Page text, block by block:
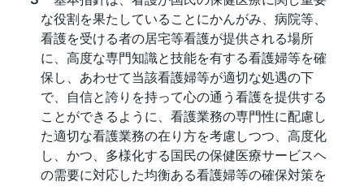
な役割を果たしていることにかんがみ、病院等、
看護を受ける者の居宅等看護が提供される場所
に、高度な専門知識と技能を有する看護婦等を確
保し、あわせて当該看護婦等が適切な処遇の下
で、自信と誇りを持って心の通う看護を提供する
ことができるように、看護業務の専門性に配慮し
た適切な看護業務の在り方を考慮しつつ、高度化
し、かつ、多様化する国民の保健医療サービスヘ
の需要に対応した均衡ある看護婦等の確保対策を